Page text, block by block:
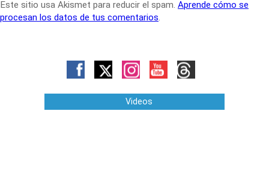
Este sitio usa Akismet para reducir el spam. Aprende cómo se
procesan los datos de tus comentarios.
Videos